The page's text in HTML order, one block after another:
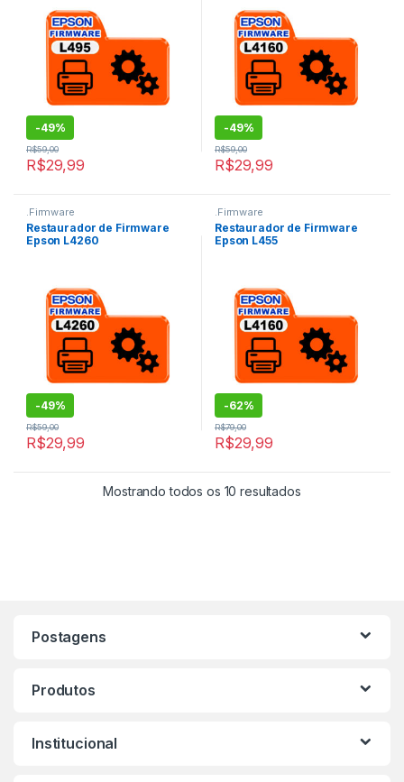
-49%
R$29,99
R$59,00
-49%
R$29,99
R$59,00
.Firmware
Restaurador de Firmware
Epson L4260
-49%
R$29,99
R$59,00
.Firmware
Restaurador de Firmware
Epson L455
-62%
R$29,99
R$79,00
Mostrando todos os 10 resultados
Postagens
Produtos
Institucional